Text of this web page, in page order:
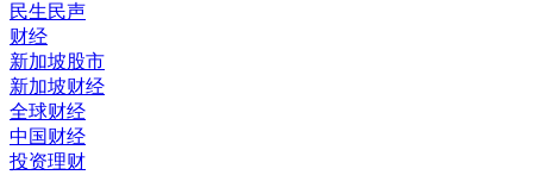
民生民声
财经
新加坡股市
新加坡财经
全球财经
中国财经
投资理财